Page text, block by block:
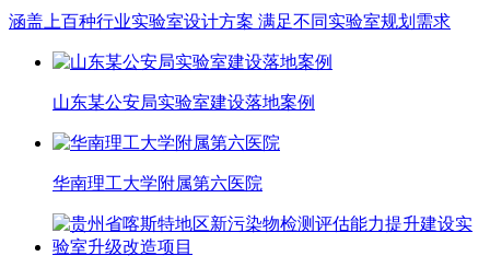
涵盖上百种行业实验室设计方案 满足不同实验室规划需求
山东某公安局实验室建设落地案例
华南理工大学附属第六医院